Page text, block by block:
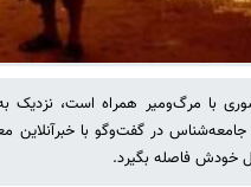
در گفت‌وگو با خبرآنلاین
خودش فاصله بگیرد.